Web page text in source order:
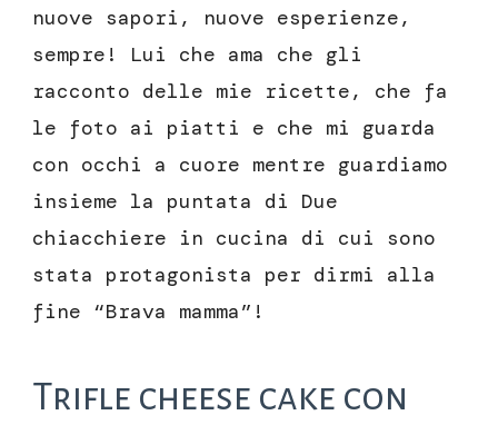
nuove sapori, nuove esperienze,
sempre! Lui che ama che gli
racconto delle mie ricette, che fa
le foto ai piatti e che mi guarda
con occhi a cuore mentre guardiamo
insieme la puntata di Due
chiacchiere in cucina di cui sono
stata protagonista per dirmi alla
fine “Brava mamma”!
Trifle cheese cake con